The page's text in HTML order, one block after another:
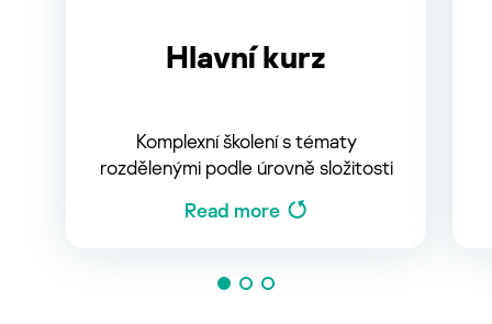
Hlavní kurz
Komplexní školení s tématy
rozdělenými podle úrovně složitosti
Read more